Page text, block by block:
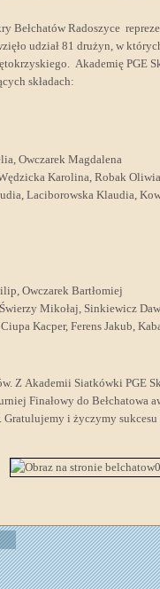
Bełchatów Radoszyce
udział 81 drużyn, w
Akademię PGE
składach:
Owczarek Magdalena
Karolina, Robak Oliwia
Laciborowska Klaudia,
Owczarek Bartłomiej
Mikołaj, Sinkiewicz
Kacper, Ferens Jakub,
Z Akademii Siatkówki PGE
Finałowy do
Gratulujemy i życzymy